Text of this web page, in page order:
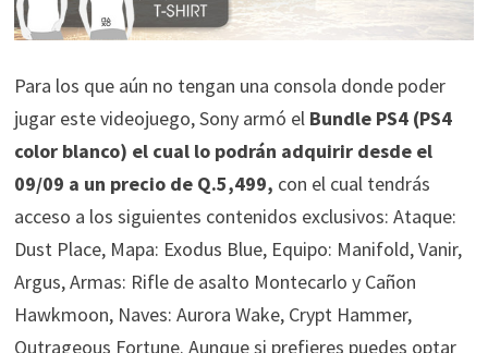
Para los que aún no tengan una consola donde poder
jugar este videojuego, Sony armó el Bundle PS4 (PS4
color blanco) el cual lo podrán adquirir desde el
09/09 a un precio de Q.5,499, con el cual tendrás
acceso a los siguientes contenidos exclusivos: Ataque:
Dust Place, Mapa: Exodus Blue, Equipo: Manifold, Vanir,
Argus, Armas: Rifle de asalto Montecarlo y Cañon
Hawkmoon, Naves: Aurora Wake, Crypt Hammer,
Outrageous Fortune. Aunque si prefieres puedes optar